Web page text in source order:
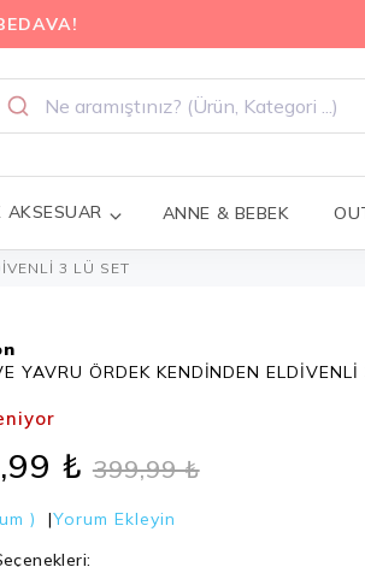
AKSESUAR ANNE & BEBEK
3 LÜ SET
YAVRU ÖRDEK KENDİNDEN
₺ 399,99 ₺
) |Yorum Ekleyin